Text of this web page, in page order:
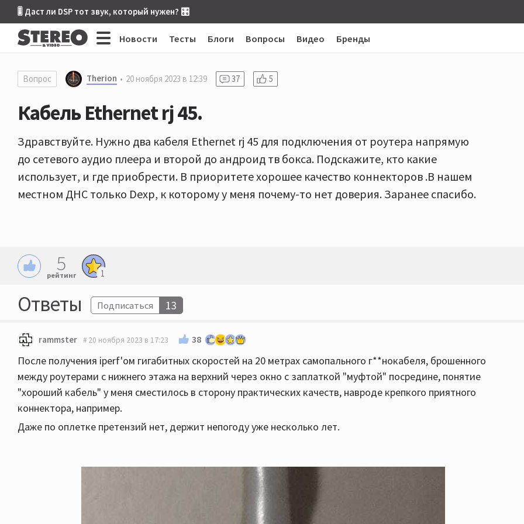
🎚 Даст ли DSP тот звук, который нужен? 🎛
Новости Тесты Блоги Вопросы Видео Бренды
Вопрос Therion 20 ноября 2023 в 12:39 37 5
Кабель Ethernet rj 45.
Здравствуйте. Нужно два кабеля Ethernet rj 45 для подключения от роутера напрямую
до сетевого аудио плеера и второй до андроид тв бокса. Подскажите, кто какие
использует, и где приобрести. В приоритете хорошее качество коннекторов .В нашем
местном ДНС только Dexp, к которому у меня почему-то нет доверия. Заранее спасибо.
5
рейтинг 1
Ответы Подписаться 13
rammster 20 ноября 2023 в 17:23 38
После получения iperf'ом гигабитных скоростей на 20 метрах самопального г**нокабеля, брошенного
между роутерами с нижнего этажа на верхний через окно с заплаткой "муфтой" посредине, понятие
"хороший кабель" у меня сместилось в сторону практических качеств, навроде крепкого приятного
коннектора, например.
Даже по оплетке претензий нет, держит непогоду уже несколько лет.